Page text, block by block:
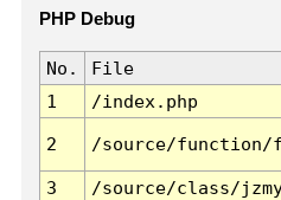
PHP Debug
No. File
1
/index.php
2 /source/function/
3 /source/class/